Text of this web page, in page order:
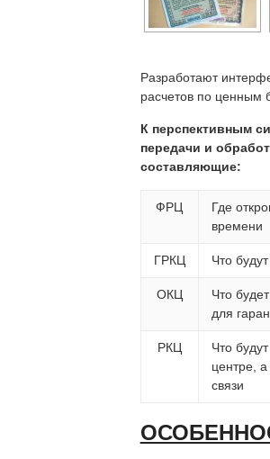
Разработают
расчетов по ценным
К перспективным
передачи и
составляющие:
ФРЦ
Где
времени
ГРКЦ Что
ОКЦ
Что
для
РКЦ
Что
центре,
связи